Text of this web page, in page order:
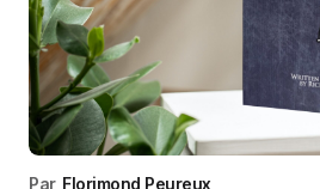
Par Florimond Peureux